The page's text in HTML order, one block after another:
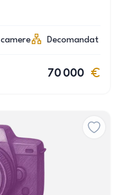
camere Decomandat
70 000